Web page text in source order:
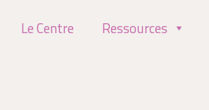
Le Centre Ressources